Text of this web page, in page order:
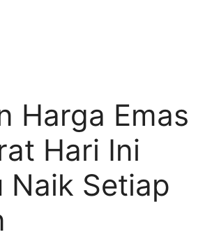
Harga Emas
Hari Ini
Naik Setiap